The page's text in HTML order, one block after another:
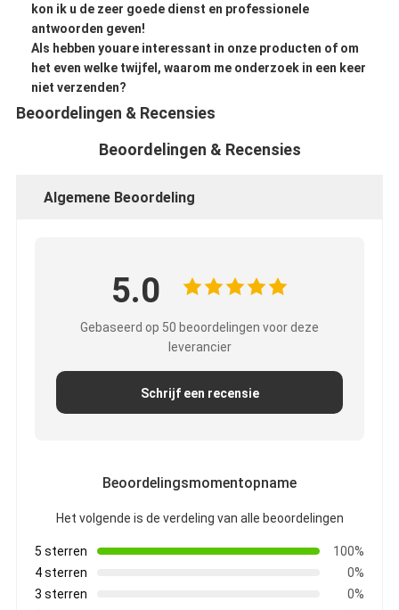
kon ik u de zeer goede dienst en professionele
antwoorden geven!
Als hebben youare interessant in onze producten of om
het even welke twijfel, waarom me onderzoek in een keer
niet verzenden?
Beoordelingen & Recensies
Beoordelingen & Recensies
Algemene Beoordeling
5.0
Gebaseerd op 50 beoordelingen voor deze
leverancier
Schrijf een recensie
Beoordelingsmomentopname
Het volgende is de verdeling van alle beoordelingen
5 sterren
100%
4 sterren
0%
3 sterren
0%